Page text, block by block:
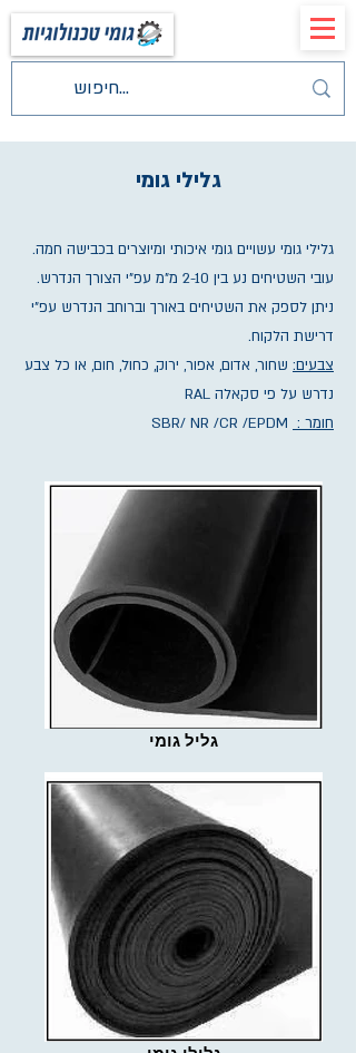
גלילי גומי
גליל גומי
גלילי גומי עשויים גומי איכותי ומיוצרים בכבישה חמה.
עובי השטיחים נע בין 2-10 מ"מ עפ"י הצורך הנדרש.
ניתן לספק את השטיחים באורך וברוחב הנדרש עפ"י
דרישת הלקוח.
צבעים: שחור, אדום, אפור, ירוק, כחול, חום, או כל צבע
נדרש על פי סקאלה RAL
חומר :